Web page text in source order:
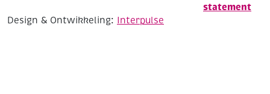
statement
Design & Ontwikkeling: Interpulse